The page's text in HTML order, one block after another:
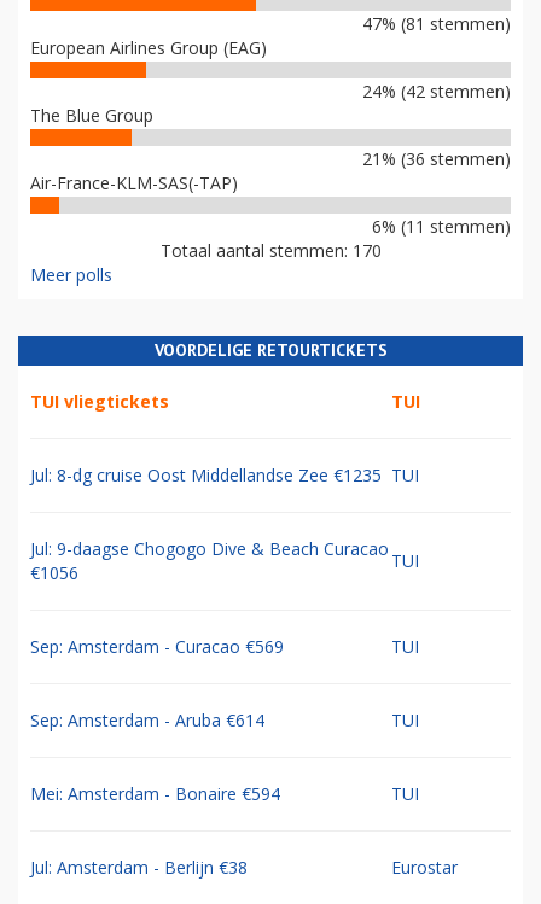
47% (81 stemmen)
European Airlines Group (EAG)
24% (42 stemmen)
The Blue Group
21% (36 stemmen)
Air-France-KLM-SAS(-TAP)
6% (11 stemmen)
Totaal aantal stemmen: 170
Meer polls
VOORDELIGE RETOURTICKETS
TUI vliegtickets TUI
Jul: 8-dg cruise Oost Middellandse Zee €1235 TUI
Jul: 9-daagse Chogogo Dive & Beach Curacao
€1056
TUI
Sep: Amsterdam - Curacao €569 TUI
Sep: Amsterdam - Aruba €614 TUI
Mei: Amsterdam - Bonaire €594 TUI
Jul: Amsterdam - Berlijn €38 Eurostar